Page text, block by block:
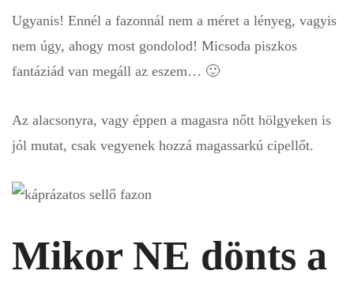
Ugyanis! Ennél a fazonnál nem a méret a lényeg, vagyis
nem úgy, ahogy most gondolod! Micsoda piszkos
fantáziád van megáll az eszem… 🙂
Az alacsonyra, vagy éppen a magasra nőtt hölgyeken is
jól mutat, csak vegyenek hozzá magassarkú cipellőt.
Mikor NE dönts a